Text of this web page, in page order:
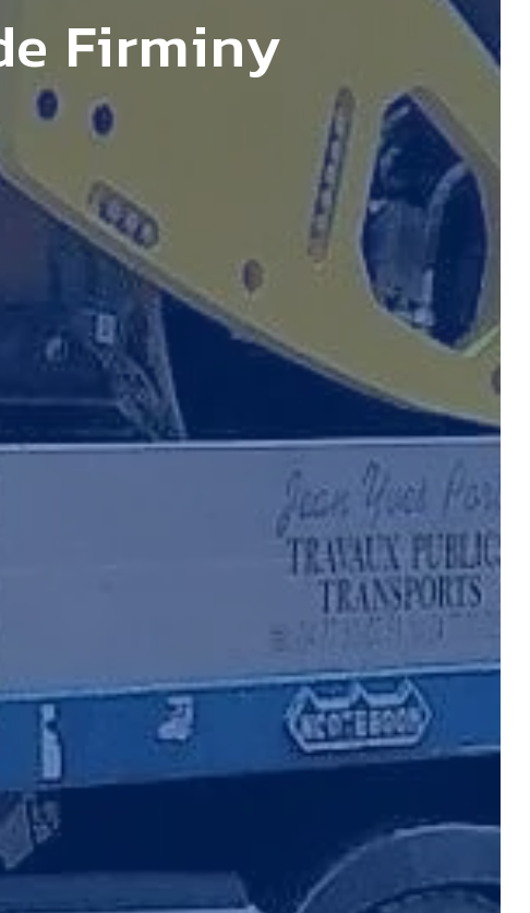
Firminy